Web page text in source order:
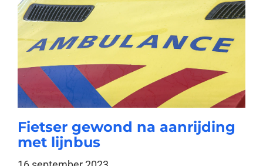
Fietser gewond na aanrijding
met lijnbus